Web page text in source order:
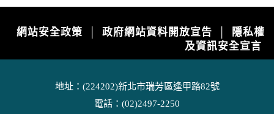
今(9)日第13號颱風及其外圍環流影響，連江
縣、新北市、桃園市、新竹市、新竹縣、苗栗
高溫
2026-08-09, 16:53│中央氣象署
西南風沉降影響，天氣高溫炎熱，東部及東南
部地區有焚風發生的機率，明(10)日白天臺東縣
網站安全政策 政府網站資料開放宣告
隱私權
及資訊安全宣言
地址：(224202)新北市瑞芳區逢甲路82號
電話：(02)2497-2250